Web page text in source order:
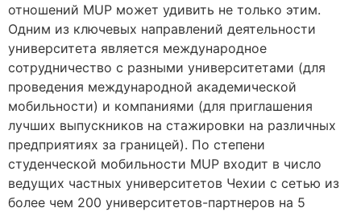
отношений MUP может удивить не только этим.
Одним из ключевых направлений деятельности
университета является международное
сотрудничество с разными университетами (для
проведения международной академической
мобильности) и компаниями (для приглашения
лучших выпускников на стажировки на различных
предприятиях за границей). По степени
студенческой мобильности MUP входит в число
ведущих частных университетов Чехии с сетью из
более чем 200 университетов-партнеров на 5